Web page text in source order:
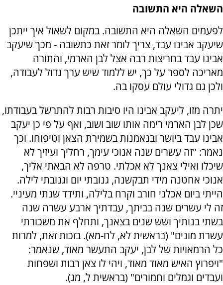
השאלה היא התשובה
לפעמים השאלה היא התשובה. במקום לשאול איך ייתכן
שיעקב אבינו עבד, צריך לומר זאת כתשובה - מכך שיעקב
אבינו עבד בחריצות רבה אצל לבן הארמי, והתורה
מאריכה לספר על כך, יש ללמוד שיש ערך גדול לעבודה,
ולכן גם גדולי עולם עסקו בה.
יתרה מזו, ליעקב אבינו היו סיבות רבות להתרשל בעבודתו,
שכן לבן הארמי רימה אותו שוב ושוב, ואף על פי כן יעקב
אבינו עבד ביושר ובנאמנות בשמירת הצאן וטיפוחו. וכך
נאמר: "זה עשרים שנה אנוכי עימך, רחליך ועיזיך לא
שיכלו ואילי צאנך לא אכלתי. טרפה לא הבאתי אליך,
אנוכי אחטנה מידי תבקשנה, גנובתי יום וגנובתי לילה.
הייתי ביום אכלני חורב וקרח בלילה, ותידד שנתי מעיניי.
זה לי עשרים שנה בביתך, עבדתיך ארבע עשרה שנה
בשתי בנותיך ושש שנים בצאנך, ותחלף את משכורתי
עשרת מונים" (בראשית לא, לח-מא). בזכות זאת, למרות
כל הרמאויות של לבן, יעקב התעשר מאוד, שנאמר:
"ויפרוץ האיש מאוד מאוד, ויהי לו צאן רבות ושפחות
ועבדים וגמלים וחמורים" (בראשית ל, מג).